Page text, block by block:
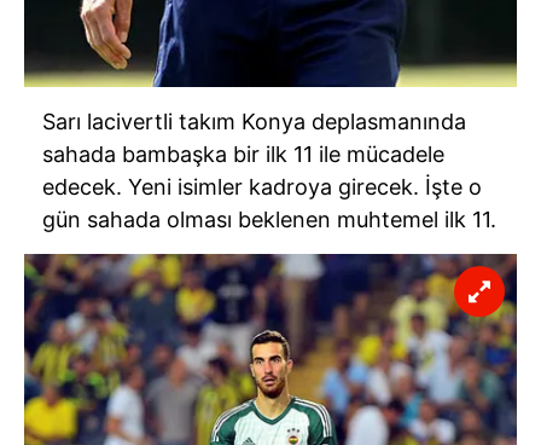
Sarı lacivertli takım Konya deplasmanında
sahada bambaşka bir ilk 11 ile mücadele
edecek. Yeni isimler kadroya girecek. İşte o
gün sahada olması beklenen muhtemel ilk 11.